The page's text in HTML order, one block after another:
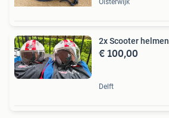
2x Scooter helmen
€ 100,00
Delft